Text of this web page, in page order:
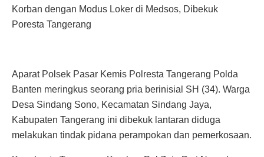
Korban dengan Modus Loker di Medsos, Dibekuk
Poresta Tangerang
Aparat Polsek Pasar Kemis Polresta Tangerang Polda
Banten meringkus seorang pria berinisial SH (34). Warga
Desa Sindang Sono, Kecamatan Sindang Jaya,
Kabupaten Tangerang ini dibekuk lantaran diduga
melakukan tindak pidana perampokan dan pemerkosaan.